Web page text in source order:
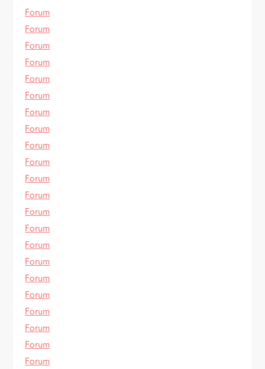
Forum
Forum
Forum
Forum
Forum
Forum
Forum
Forum
Forum
Forum
Forum
Forum
Forum
Forum
Forum
Forum
Forum
Forum
Forum
Forum
Forum
Forum